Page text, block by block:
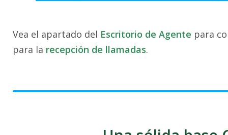
Vea el apartado del Escritorio de Agente para
para la recepción de llamadas.